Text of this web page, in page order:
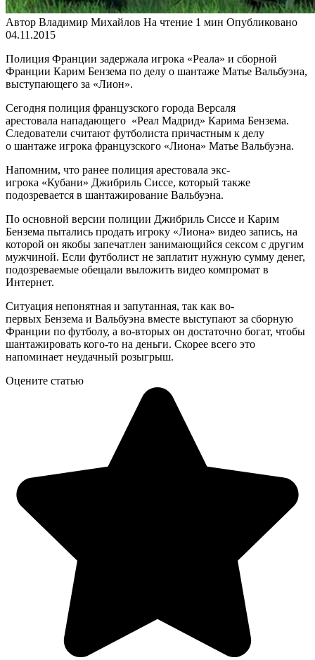
Автор Владимир Михайлов На чтение 1 мин Опубликовано
04.11.2015
Полиция Франции задержала игрока «Реала» и сборной
Франции Карим Бензема по делу о шантаже Матье Вальбуэна,
выступающего за «Лион».
Сегодня полиция французского города Версаля
арестовала нападающего «Реал Мадрид» Карима Бензема.
Следователи считают футболиста причастным к делу
о шантаже игрока французского «Лиона» Матье Вальбуэна.
Напомним, что ранее полиция арестовала экс-
игрока «Кубани» Джибриль Сиссе, который также
подозревается в шантажирование Вальбуэна.
По основной версии полиции Джибриль Сиссе и Карим
Бензема пытались продать игроку «Лиона» видео запись, на
которой он якобы запечатлен занимающийся сексом с другим
мужчиной. Если футболист не заплатит нужную сумму денег,
подозреваемые обещали выложить видео компромат в
Интернет.
Ситуация непонятная и запутанная, так как во-
первых Бензема и Вальбуэна вместе выступают за сборную
Франции по футболу, а во-вторых он достаточно богат, чтобы
шантажировать кого-то на деньги. Скорее всего это
напоминает неудачный розыгрыш.
Оцените статью